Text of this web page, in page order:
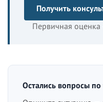
Получить
Первичная оценка
Остались вопросы по